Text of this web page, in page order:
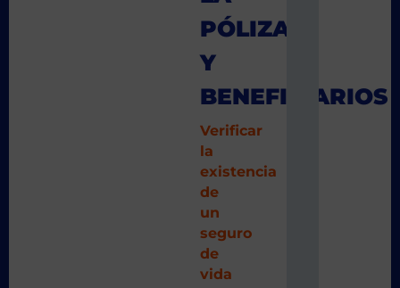
PÓLIZA
Y
BENEFICIARIOS
Verificar
la
existencia
de
un
seguro
de
vida